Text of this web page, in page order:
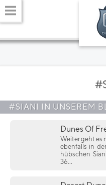
#SIANI IN UNSEREM
Dunes Of
Weiter geht es
ebenfalls in
hübschen
36...